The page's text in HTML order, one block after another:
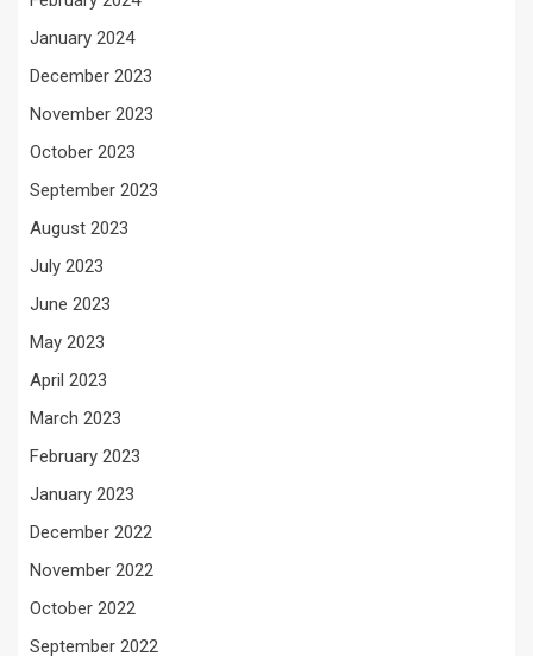
January 2024
December 2023
November 2023
October 2023
September 2023
August 2023
July 2023
June 2023
May 2023
April 2023
March 2023
February 2023
January 2023
December 2022
November 2022
October 2022
September 2022